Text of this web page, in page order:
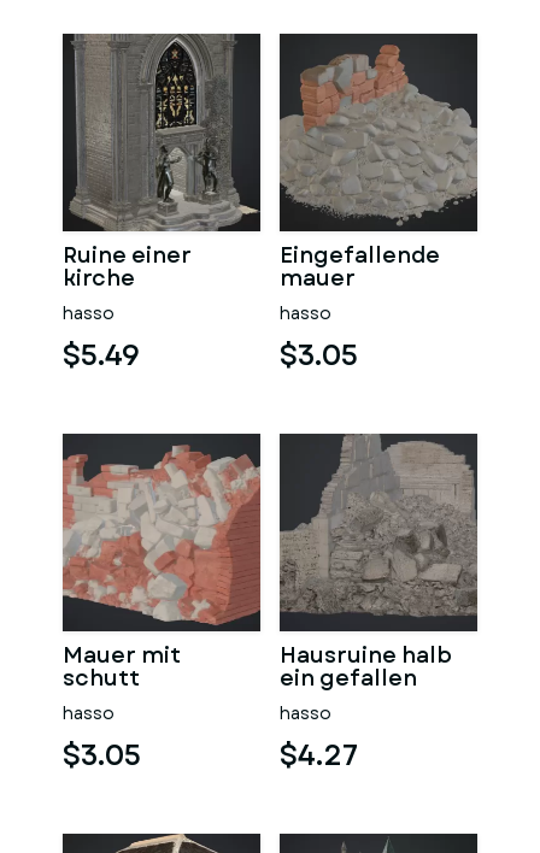
Ruine einer
kirche
hasso
$5.49
Eingefallende
mauer
hasso
$3.05
Mauer mit
schutt
hasso
$3.05
Hausruine halb
ein gefallen
hasso
$4.27